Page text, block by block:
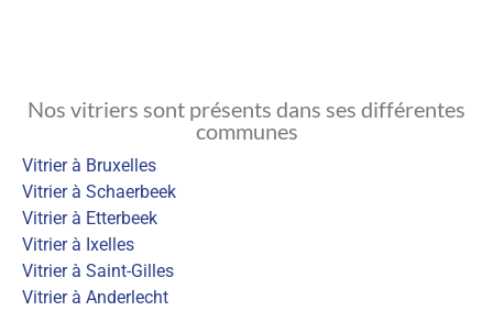
Nos vitriers sont présents dans ses différentes
communes
Vitrier à Bruxelles
Vitrier à Schaerbeek
Vitrier à Etterbeek
Vitrier à Ixelles
Vitrier à Saint-Gilles
Vitrier à Anderlecht